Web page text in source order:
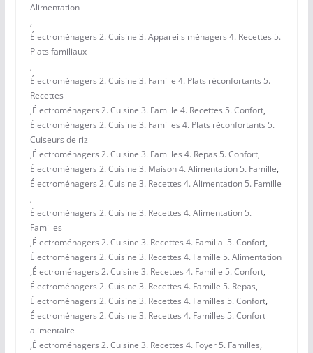
Alimentation
,
Électroménagers 2. Cuisine 3. Appareils ménagers 4. Recettes 5.
Plats familiaux
,
Électroménagers 2. Cuisine 3. Famille 4. Plats réconfortants 5.
Recettes
,Électroménagers 2. Cuisine 3. Famille 4. Recettes 5. Confort,
Électroménagers 2. Cuisine 3. Familles 4. Plats réconfortants 5.
Cuiseurs de riz
,Électroménagers 2. Cuisine 3. Familles 4. Repas 5. Confort,
Électroménagers 2. Cuisine 3. Maison 4. Alimentation 5. Famille,
Électroménagers 2. Cuisine 3. Recettes 4. Alimentation 5. Famille
,
Électroménagers 2. Cuisine 3. Recettes 4. Alimentation 5.
Familles
,Électroménagers 2. Cuisine 3. Recettes 4. Familial 5. Confort,
Électroménagers 2. Cuisine 3. Recettes 4. Famille 5. Alimentation
,Électroménagers 2. Cuisine 3. Recettes 4. Famille 5. Confort,
Électroménagers 2. Cuisine 3. Recettes 4. Famille 5. Repas,
Électroménagers 2. Cuisine 3. Recettes 4. Familles 5. Confort,
Électroménagers 2. Cuisine 3. Recettes 4. Familles 5. Confort
alimentaire
,Électroménagers 2. Cuisine 3. Recettes 4. Foyer 5. Familles,